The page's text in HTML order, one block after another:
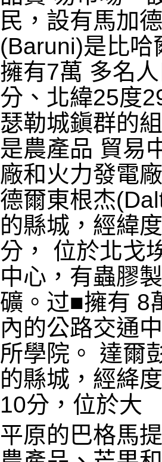
民，設有馬加
(Baruni)是比哈
擁有7萬 多名
分、北緯25度
瑟勒城鎭群的
是農產品 貿易
廠和火力發電
德爾東根杰
的縣城，經緯
分， 位於北戈
中心，有蟲膠
礦。过■擁有 8
內的公路交通
所學院。 達爾
的縣城，經絳
10分，位於大
平原的巴格馬